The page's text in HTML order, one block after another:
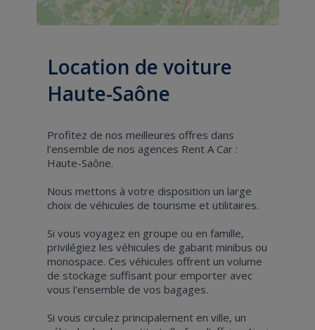
Location de voiture
Haute-Saône
Profitez de nos meilleures offres dans
l'ensemble de nos agences Rent A Car :
Haute-Saône.
Nous mettons à votre disposition un large
choix de véhicules de tourisme et utilitaires.
Si vous voyagez en groupe ou en famille,
privilégiez les véhicules de gabarit minibus ou
monospace. Ces véhicules offrent un volume
de stockage suffisant pour emporter avec
vous l'ensemble de vos bagages.
Si vous circulez principalement en ville, un